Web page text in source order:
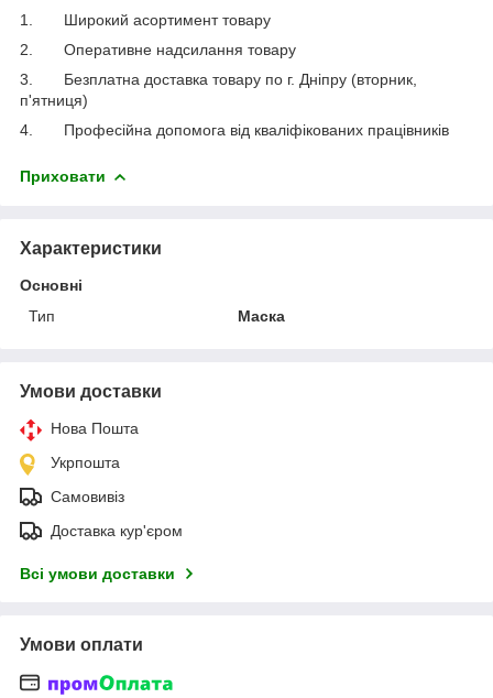
1. Широкий асортимент товару
2. Оперативне надсилання товару
3. Безплатна доставка товару по г. Дніпру (вторник,
п'ятниця)
4. Професійна допомога від кваліфікованих працівників
Приховати
Характеристики
Основні
Тип
Маска
Умови доставки
Нова Пошта
Укрпошта
Самовивіз
Доставка кур'єром
Всі умови доставки
Умови оплати